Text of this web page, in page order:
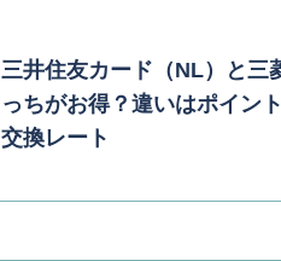
三井住友カード（NL）と三
っちがお得？違いはポイン
交換レート